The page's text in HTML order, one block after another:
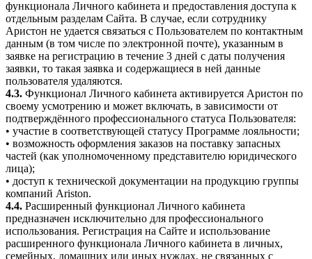
функционала Личного кабинета и предоставления доступа к
отдельным разделам Сайта. В случае, если сотруднику
Аристон не удается связаться с Пользователем по контактным
данным (в том числе по электронной почте), указанным в
заявке на регистрацию в течение 3 дней с даты получения
заявки, то такая заявка и содержащиеся в ней данные
пользователя удаляются.
4.3. Функционал Личного кабинета активируется Аристон по
своему усмотрению и может включать, в зависимости от
подтверждённого профессионального статуса Пользователя:
• участие в соответствующей статусу Программе лояльности;
• возможность оформления заказов на поставку запасных
частей (как уполномоченному представителю юридического
лица);
• доступ к технической документации на продукцию группы
компаний Ariston.
4.4. Расширенный функционал Личного кабинета
предназначен исключительно для профессионального
использования. Регистрация на Сайте и использование
расширенного функционала Личного кабинета в личных,
семейных, домашних или иных нуждах, не связанных с